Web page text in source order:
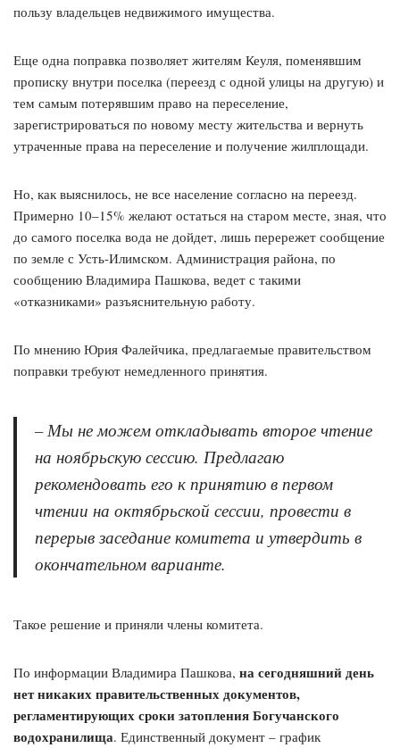
пользу владельцев недвижимого имущества.
Еще одна поправка позволяет жителям Кеуля, поменявшим
прописку внутри поселка (переезд с одной улицы на другую) и
тем самым потерявшим право на переселение,
зарегистрироваться по новому месту жительства и вернуть
утраченные права на переселение и получение жилплощади.
Но, как выяснилось, не все население согласно на переезд.
Примерно 10–15% желают остаться на старом месте, зная, что
до самого поселка вода не дойдет, лишь перережет сообщение
по земле с Усть-Илимском. Администрация района, по
сообщению Владимира Пашкова, ведет с такими
«отказниками» разъяснительную работу.
По мнению Юрия Фалейчика, предлагаемые правительством
поправки требуют немедленного принятия.
– Мы не можем откладывать второе чтение
на ноябрьскую сессию. Предлагаю
рекомендовать его к принятию в первом
чтении на октябрьской сессии, провести в
перерыв заседание комитета и утвердить в
окончательном варианте.
Такое решение и приняли члены комитета.
По информации Владимира Пашкова, на сегодняшний день
нет никаких правительственных документов,
регламентирующих сроки затопления Богучанского
водохранилища. Единственный документ – график